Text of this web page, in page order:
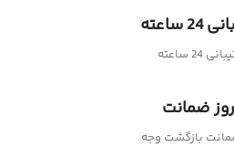
ساعته
24 ساعته